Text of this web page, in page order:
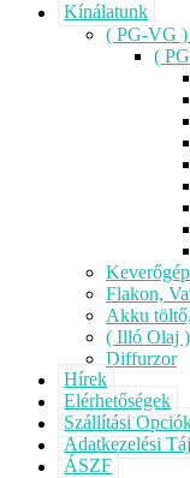
Kínálatunk
( PG-VG )
(
Keverőgép
Flakon,
Akku
( Illó Olaj
Diffurzor
Hírek
Elérhetőségek
Szállítási
Adatkezelési
ÁSZF